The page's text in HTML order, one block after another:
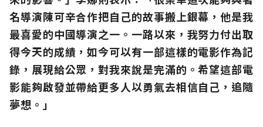
名導演陳可辛合作把自己的故事搬上銀幕，他是我
最喜愛的中國導演之一。一路以來，我努力付出取
得今天的成績，如今可以有一部這樣的電影作為記
錄，展現給公眾，對我來說是完滿的。希望這部電
影能夠啟發並帶給更多人以勇氣去相信自己，追隨
夢想。」